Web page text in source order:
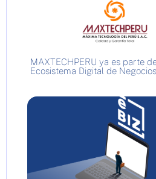
MAXTECHPERU ya es parte
Ecosistema Digital de